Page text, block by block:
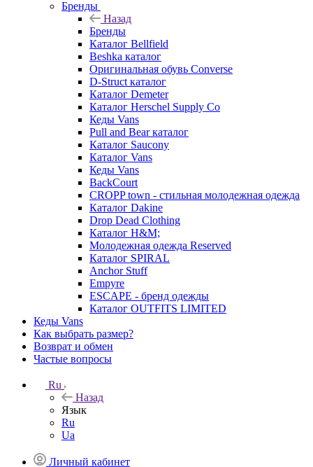
Бренды
Назад
Бренды
Каталог Bellfield
Beshka каталог
Оригинальная обувь Converse
D-Struct каталог
Каталог Demeter
Каталог Herschel Supply Co
Кеды Vans
Pull and Bear каталог
Каталог Saucony
Каталог Vans
Кеды Vans
BackCourt
CROPP town - стильная молодежная одежда
Каталог Dakine
Drop Dead Clothing
Каталог H&M;
Молодежная одежда Reserved
Каталог SPIRAL
Anchor Stuff
Empyre
ESCAPE - бренд одежды
Каталог OUTFITS LIMITED
Кеды Vans
Как выбрать размер?
Возврат и обмен
Частые вопросы
Ru
Назад
Язык
Ru
Ua
Личный кабинет